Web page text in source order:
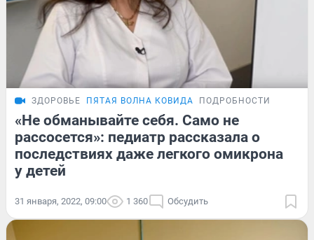
ЗДОРОВЬЕ ПЯТАЯ ВОЛНА КОВИДА ПОДРОБНОСТИ
«Не обманывайте себя. Само не
рассосется»: педиатр рассказала о
последствиях даже легкого омикрона
у детей
31 января, 2022, 09:00 1 360 Обсудить